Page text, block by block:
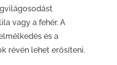
vagy a fehér. A
és a
révén lehet erősíteni.